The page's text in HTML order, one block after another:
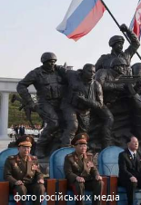
фото російських медіа